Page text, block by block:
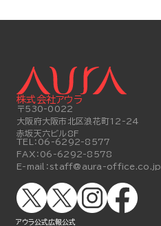
株式会社アウラ
〒530-0022
大阪府大阪市北区浪花町12-24
赤坂天六ビル8F
TEL： 06-6292-8577
FAX： 06-6292-8578
E-mail： staff@aura-office.co.jp
アウラ公式 広報公式